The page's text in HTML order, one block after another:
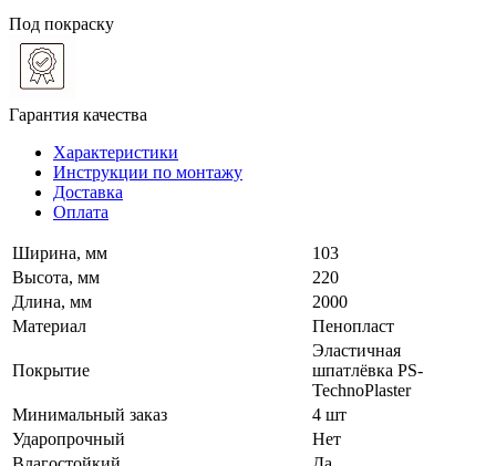
Под покраску
Гарантия качества
Характеристики
Инструкции по монтажу
Доставка
Оплата
Ширина, мм
103
Высота, мм
220
Длина, мм
2000
Материал
Пенопласт
Покрытие
Эластичная
шпатлёвка PS-
TechnoPlaster
Минимальный заказ
4 шт
Ударопрочный
Нет